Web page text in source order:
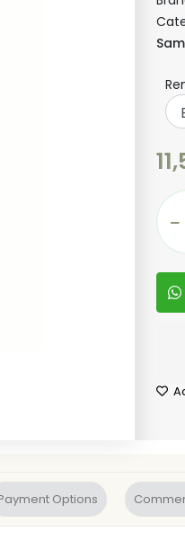
Options